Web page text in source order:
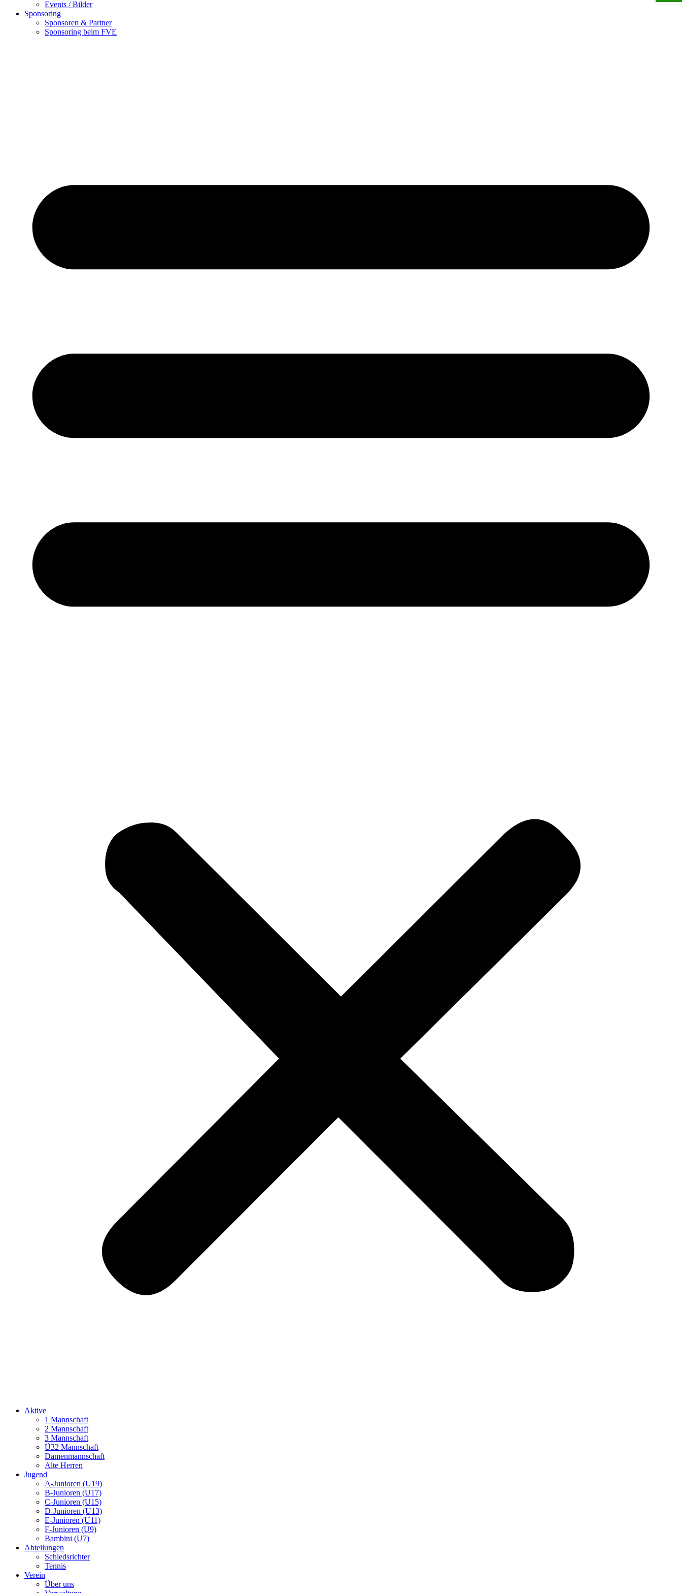
Events / Bilder
Sponsoring
Sponsoren & Partner
Sponsoring beim FVE
Aktive
1 Mannschaft
2 Mannschaft
3 Mannschaft
Ü32 Mannschaft
Damenmannschaft
Alte Herren
Jugend
A-Junioren (U19)
B-Junioren (U17)
C-Junioren (U15)
D-Junioren (U13)
E-Junioren (U11)
F-Junioren (U9)
Bambini (U7)
Abteilungen
Schiedsrichter
Tennis
Verein
Über uns